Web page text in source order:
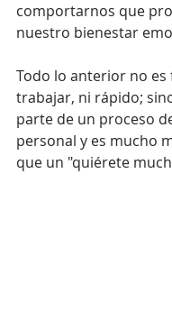
comportarnos que
nuestro bienestar
Todo lo anterior no es
trabajar, ni rápido;
parte de un proceso
personal y es mucho
que un "quiérete